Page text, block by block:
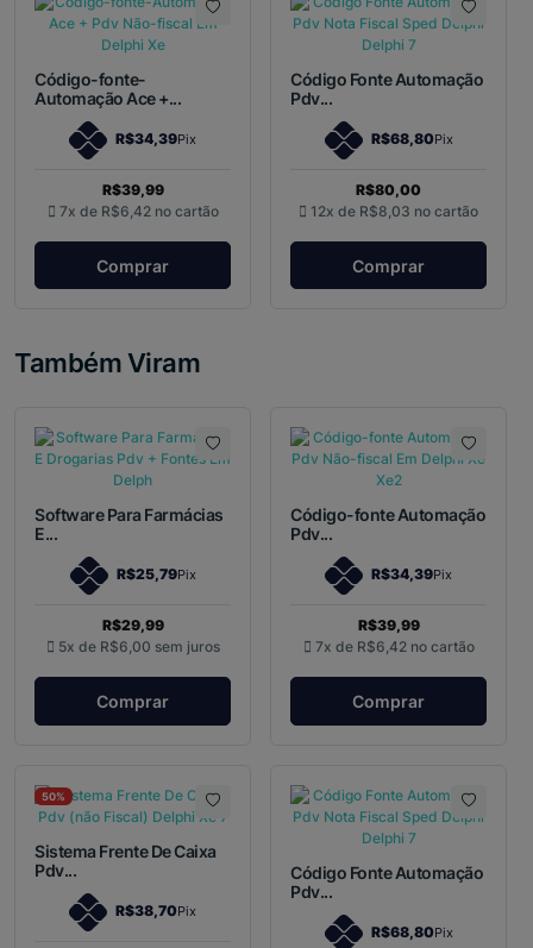
Código-fonte-
Automação Ace +...
R$34,39Pix
R$39,99
7x de R$6,42 no cartão
Comprar
Código Fonte Automação
Pdv...
R$68,80Pix
R$80,00
12x de R$8,03 no cartão
Comprar
Também Viram
Software Para Farmácias
E...
R$25,79Pix
R$29,99
5x de R$6,00 sem juros
Comprar
Código-fonte Automação
Pdv...
R$34,39Pix
R$39,99
7x de R$6,42 no cartão
Comprar
50%
Sistema Frente De Caixa
Pdv...
R$38,70Pix
Código Fonte Automação
Pdv...
R$68,80Pix